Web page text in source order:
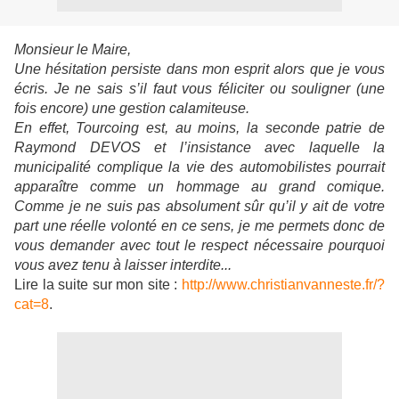
Monsieur le Maire,
Une hésitation persiste dans mon esprit alors que je vous
écris. Je ne sais s’il faut vous féliciter ou souligner (une
fois encore) une gestion calamiteuse.
En effet, Tourcoing est, au moins, la seconde patrie de
Raymond DEVOS et l’insistance avec laquelle la
municipalité complique la vie des automobilistes pourrait
apparaître comme un hommage au grand comique.
Comme je ne suis pas absolument sûr qu’il y ait de votre
part une réelle volonté en ce sens, je me permets donc de
vous demander avec tout le respect nécessaire pourquoi
vous avez tenu à laisser interdite...
Lire la suite sur mon site : http://www.christianvanneste.fr/?
cat=8.